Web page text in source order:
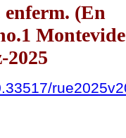
(En
2025